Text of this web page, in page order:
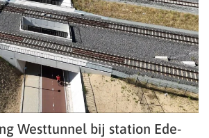
Westtunnel bij station Ede-